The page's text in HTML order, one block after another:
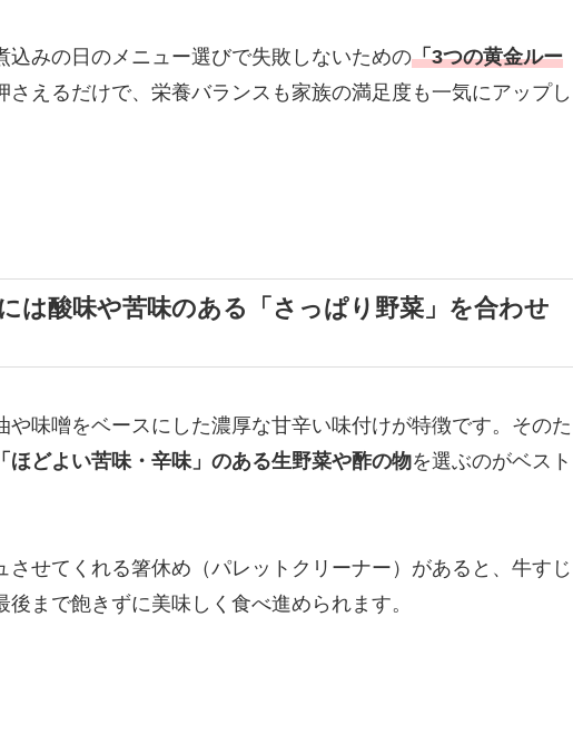
込みの日のメニュー選びで失敗しないための「3つの黄金ルー
さえるだけで、栄養バランスも家族の満足度も一気にアップし
は酸味や苦味のある「さっぱり野菜」を合わせ
味噌をベースにした濃厚な甘辛い味付けが特徴です。そのた
ほどよい苦味・辛味」のある生野菜や酢の物を選ぶのがベスト
させてくれる箸休め（パレットクリーナー）があると、牛すじ
まで飽きずに美味しく食べ進められます。